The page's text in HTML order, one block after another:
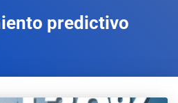
predictivo